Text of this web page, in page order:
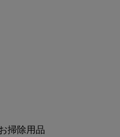
掃除用品